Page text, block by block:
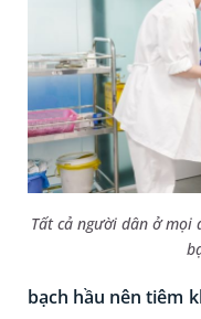
Tất cả người dân ở mọi
bạch hầu nên tiêm